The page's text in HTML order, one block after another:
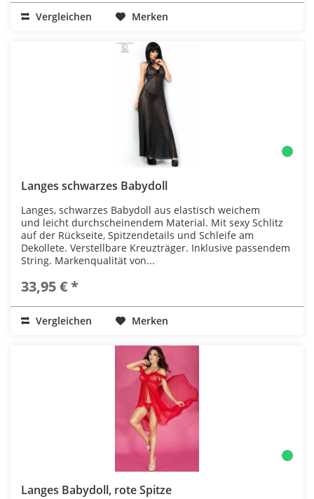
Vergleichen Merken
Langes schwarzes Babydoll
Langes, schwarzes Babydoll aus elastisch weichem
und leicht durchscheinendem Material. Mit sexy Schlitz
auf der Rückseite, Spitzendetails und Schleife am
Dekollete. Verstellbare Kreuzträger. Inklusive passendem
String. Markenqualität von...
33,95 € *
Vergleichen Merken
Langes Babydoll, rote Spitze